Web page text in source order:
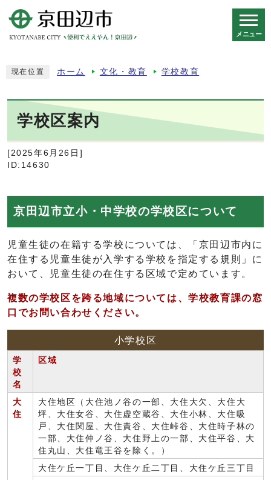
メニュー
現在位置 ホーム 文化・教育 学校教育
学校区案内
[2025年6月26日]
ID:14630
京田辺市立小・中学校の学校区について
児童生徒の在籍する学校については、「京田辺市内に
在住する児童生徒が入学する学校を指定する規則」に
おいて、児童生徒の在住する区域で定めています。
複数の学校区を跨る地域については、学校教育課の窓
口でお問い合わせください。
小学校区
学
校
名
区域
大
住
大住地区（大住池ノ谷の一部、大住大欠、大住大
坪、大住女谷、大住虚空蔵谷、大住小林、大住吸
戸、大住関屋、大住責谷、大住峠谷、大住時子林の
一部、大住仲ノ谷、大住野上の一部、大住平谷、大
住丸山、大住竜王谷を除く。）
大住ケ丘一丁目、大住ケ丘二丁目、大住ケ丘三丁目